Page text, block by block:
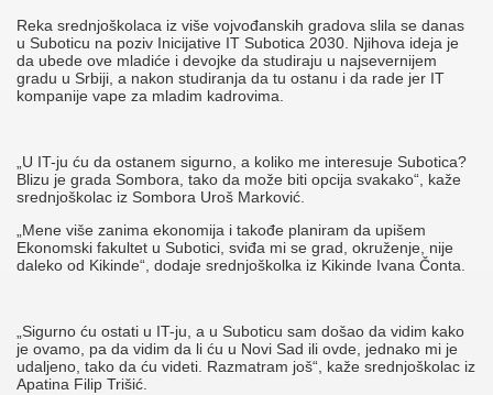
Reka srednjoškolaca iz više vojvođanskih gradova slila se danas
u Suboticu na poziv Inicijative IT Subotica 2030. Njihova ideja je
da ubede ove mladiće i devojke da studiraju u najsevernijem
gradu u Srbiji, a nakon studiranja da tu ostanu i da rade jer IT
kompanije vape za mladim kadrovima.
„U IT-ju ću da ostanem sigurno, a koliko me interesuje Subotica?
Blizu je grada Sombora, tako da može biti opcija svakako“, kaže
srednjoškolac iz Sombora Uroš Marković.
„Mene više zanima ekonomija i takođe planiram da upišem
Ekonomski fakultet u Subotici, sviđa mi se grad, okruženje, nije
daleko od Kikinde“, dodaje srednjoškolka iz Kikinde Ivana Čonta.
„Sigurno ću ostati u IT-ju, a u Suboticu sam došao da vidim kako
je ovamo, pa da vidim da li ću u Novi Sad ili ovde, jednako mi je
udaljeno, tako da ću videti. Razmatram još“, kaže srednjoškolac iz
Apatina Filip Trišić.